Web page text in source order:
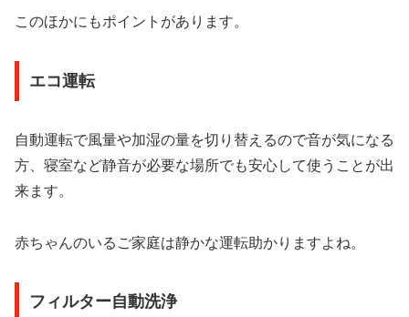
このほかにもポイントがあります。
エコ運転
自動運転で風量や加湿の量を切り替えるので音が気になる
方、寝室など静音が必要な場所でも安心して使うことが出
来ます。
赤ちゃんのいるご家庭は静かな運転助かりますよね。
フィルター自動洗浄